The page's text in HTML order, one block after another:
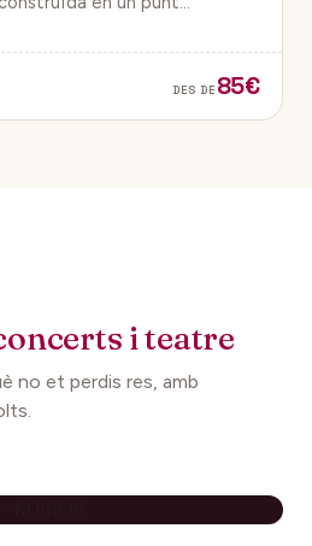
DES DE 85€
i teatre
no et perdis res, amb